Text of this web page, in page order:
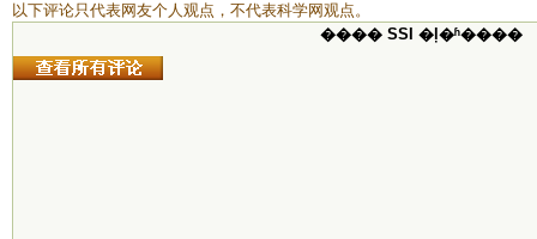
以下评论只代表网友个人观点，不代表科学网观点。
���� SSI �ļ�ʱ����